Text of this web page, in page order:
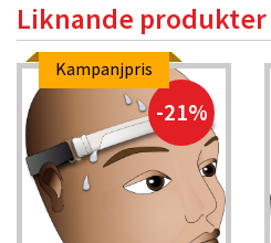
Liknande produkter
Kampanjpris
-21%